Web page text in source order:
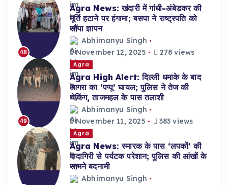
48
Agra News: खंदारी में गांधी-अंबेडकर की
मूर्ति हटाने पर हंगामा; बसपा ने राष्ट्रपति को
सौंपा ज्ञापन
Abhimanyu Singh
November 12, 2025
278 views
49
Agra
Agra High Alert: दिल्ली धमाके के बाद
आगरा का ‘पप्पू’ घायल; पुलिस ने तेज की
चेकिंग, ताजमहल के पास तलाशी
Abhimanyu Singh
November 11, 2025
383 views
Agra
Agra News: स्मारक के पास ‘लपकों’ की
दादागिरी से पर्यटक परेशान; पुलिस की आंखों के
सामने बदनामी
Abhimanyu Singh